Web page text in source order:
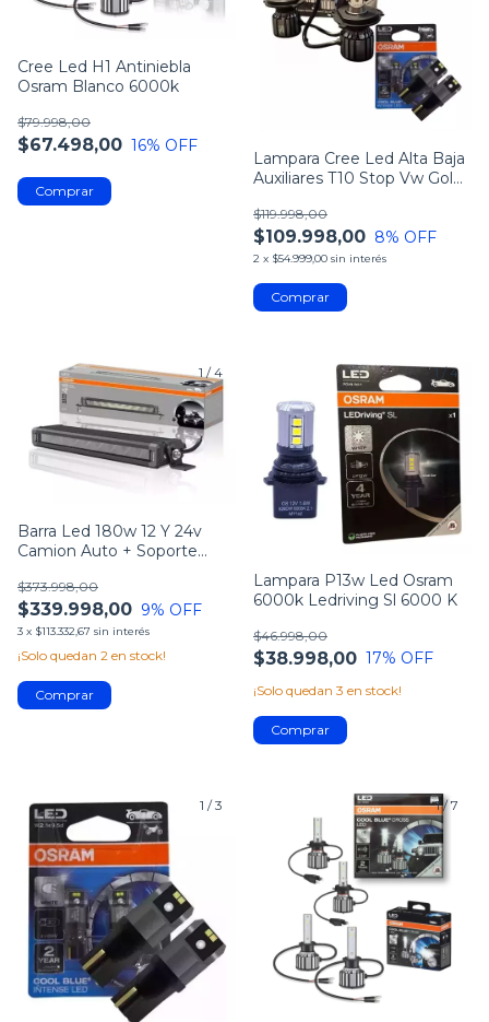
Cree Led H1 Antiniebla
Osram Blanco 6000k
$67.498,00
$79.998,00
16% OFF
Lampara Cree Led Alta Baja
Auxiliares T10 Stop Vw Gol
$109.998,00
$119.998,00
8% OFF
2 x $54.999,00 sin interés
1 /4
Barra Led 180w 12 Y 24v
Camion Auto + Soporte
$339.998,00
$373.998,00
9% OFF
3 x $113.332,67 sin interés
¡Solo quedan 2 en stock!
1/4
Lampara P13w Led Osram
6000k Ledriving Sl 6000 K
$38.998,00
$46.998,00
17% OFF
¡Solo quedan 3 en stock!
1 /3 1/7